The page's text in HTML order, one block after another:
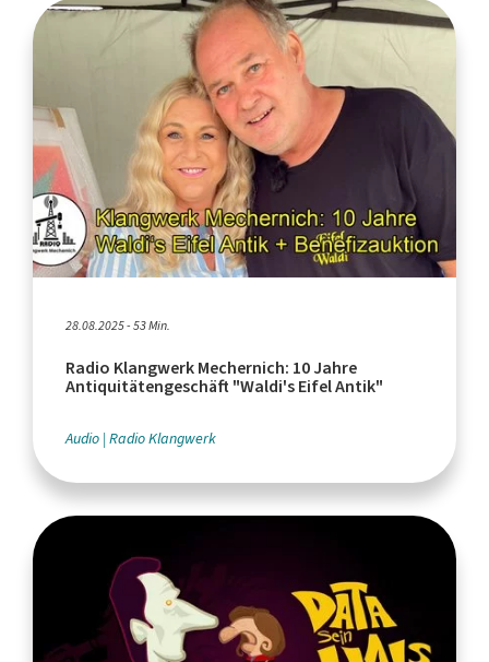
28.08.2025 - 53 Min.
Radio Klangwerk Mechernich: 10 Jahre
Antiquitätengeschäft "Waldi's Eifel Antik"
Audio Radio Klangwerk